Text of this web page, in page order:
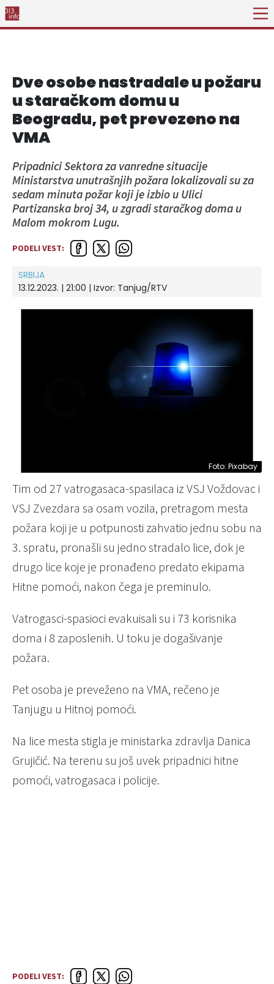
Dve osobe nastradale u požaru
u staračkom domu u
Beogradu, pet prevezeno na
VMA
Pripadnici Sektora za vanredne situacije
Ministarstva unutrašnjih požara lokalizovali su za
sedam minuta požar koji je izbio u Ulici
Partizanska broj 34, u zgradi staračkog doma u
Malom mokrom Lugu.
PODELI VEST:
SRBIJA
13.12.2023. | 21:00 | Izvor: Tanjug/RTV
Foto: Pixabay
Tim od 27 vatrogasaca-spasilaca iz VSJ Voždovac i
VSJ Zvezdara sa osam vozila, pretragom mesta
požara koji je u potpunosti zahvatio jednu sobu na
3. spratu, pronašli su jedno stradalo lice, dok je
drugo lice koje je pronađeno predato ekipama
Hitne pomoći, nakon čega je preminulo.
Vatrogasci-spasioci evakuisali su i 73 korisnika
doma i 8 zaposlenih. U toku je dogašivanje
požara.
Pet osoba je preveženo na VMA, rečeno je
Tanjugu u Hitnoj pomoći.
Na lice mesta stigla je ministarka zdravlja Danica
Grujičić. Na terenu su još uvek pripadnici hitne
pomoći, vatrogasaca i policije.
PODELI VEST: